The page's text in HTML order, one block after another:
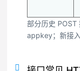
部分历史
appkey；新接